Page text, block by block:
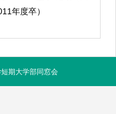
年度卒）
期大学部同窓会